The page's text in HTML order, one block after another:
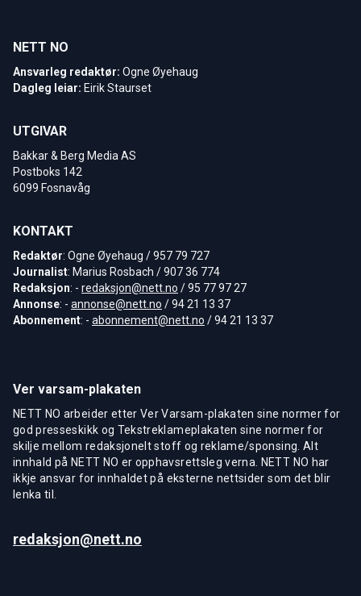
NETT NO
Ansvarleg redaktør: Ogne Øyehaug
Dagleg leiar: Eirik Staurset
UTGIVAR
Bakkar & Berg Media AS
Postboks 142
6099 Fosnavåg
KONTAKT
Redaktør: Ogne Øyehaug / 957 79 727
Journalist: Marius Rosbach / 907 36 774
Redaksjon: - redaksjon@nett.no / 95 77 97 27
Annonse: - annonse@nett.no / 94 21 13 37
Abonnement: - abonnement@nett.no / 94 21 13 37
Ver varsam-plakaten
NETT NO arbeider etter Ver Varsam-plakaten sine normer for
god presseskikk og Tekstreklameplakaten sine normer for
skilje mellom redaksjonelt stoff og reklame/sponsing. Alt
innhald på NETT NO er opphavsrettsleg verna. NETT NO har
ikkje ansvar for innhaldet på eksterne nettsider som det blir
lenka til.
redaksjon@nett.no